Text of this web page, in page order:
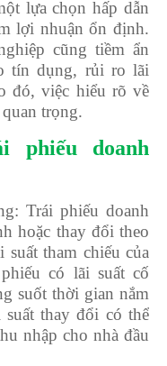
lựa chọn hấp dẫn
lợi nhuận ổn định.
cũng tiềm ẩn
tín dụng, rủi ro lãi
đó, việc hiểu rõ về
trọng.
phiếu doanh
Trái phiếu doanh
hoặc thay đổi theo
tham chiếu của
có lãi suất cố
suốt thời gian nắm
thay đổi có thể
nhập cho nhà đầu